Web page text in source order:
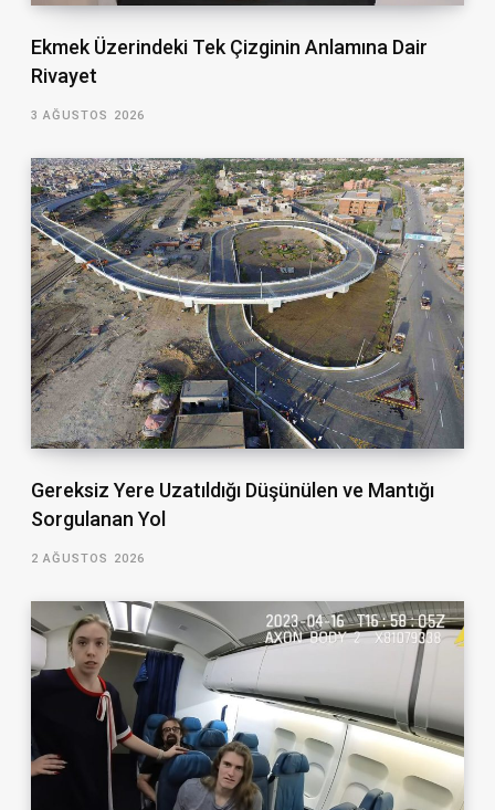
Ekmek Üzerindeki Tek Çizginin Anlamına Dair
Rivayet
3 AĞUSTOS 2026
Gereksiz Yere Uzatıldığı Düşünülen ve Mantığı
Sorgulanan Yol
2 AĞUSTOS 2026